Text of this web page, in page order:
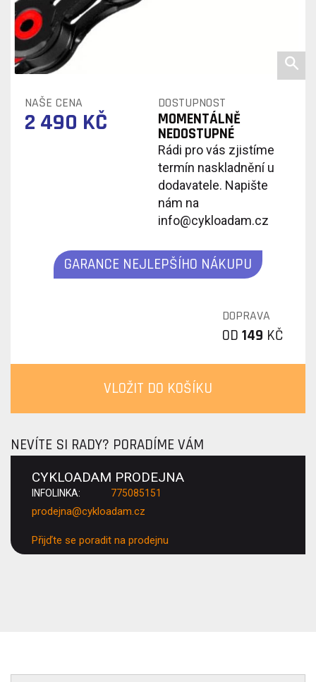
NAŠE CENA DOSTUPNOST
2 490 KČ MOMENTÁLNĚ
NEDOSTUPNÉ
Rádi pro vás zjistíme
termín naskladnění u
dodavatele. Napište
nám na
info@cykloadam.cz
GARANCE NEJLEPŠÍHO NÁKUPU
DOPRAVA
OD 149 KČ
VLOŽIT DO KOŠÍKU
NEVÍTE SI RADY? PORADÍME VÁM
CYKLOADAM PRODEJNA
INFOLINKA: 775085151
prodejna@cykloadam.cz
Přijďte se poradit na prodejnu